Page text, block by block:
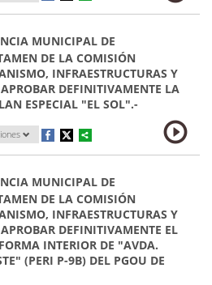
MUNICIPAL DE
DE LA COMISIÓN
INFRAESTRUCTURAS Y
DEFINITIVAMENTE LA
ESPECIAL "EL SOL".-
MUNICIPAL DE
DE LA COMISIÓN
INFRAESTRUCTURAS Y
DEFINITIVAMENTE EL
INTERIOR DE "AVDA.
(PERI P-9B) DEL PGOU DE